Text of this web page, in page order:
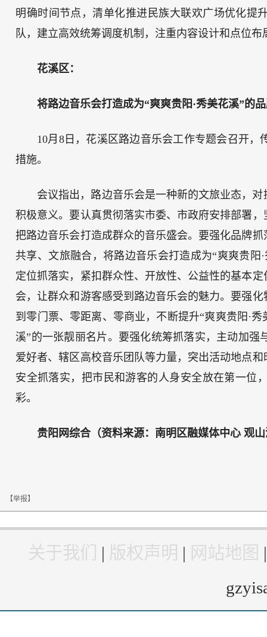
明确时间节点，清单化推进民族大联欢广场优化提
队，建立高效统筹调度机制，注重内容设计和点位
花溪区：
将路边音乐会打造成为“爽爽贵阳·秀美花溪”的
10月8日，花溪区路边音乐会工作专题会召开
措施。
会议指出，路边音乐会是一种新的文旅业态，
积极意义。要认真贯彻落实市委、市政府安排部署
把路边音乐会打造成群众的音乐盛会。要强化品牌
共享、文旅融合，将路边音乐会打造成为“爽爽贵阳
定位抓落实，紧扣群众性、开放性、公益性的基本
会，让群众和游客感受到路边音乐会的魅力。要强
到零门票、零距离、零商业，不断提升“爽爽贵阳·
溪”的一张靓丽名片。要强化统筹抓落实，主动加
爱好者、辖区高校音乐团队等力量，突出活动地点
安全抓落实，把市民和游客的人身安全放在第一位
彩。
贵阳网综合（资料来源： 南明区融媒体中心 观
【举报】
关于我们 | 版权声明 | 网站地图